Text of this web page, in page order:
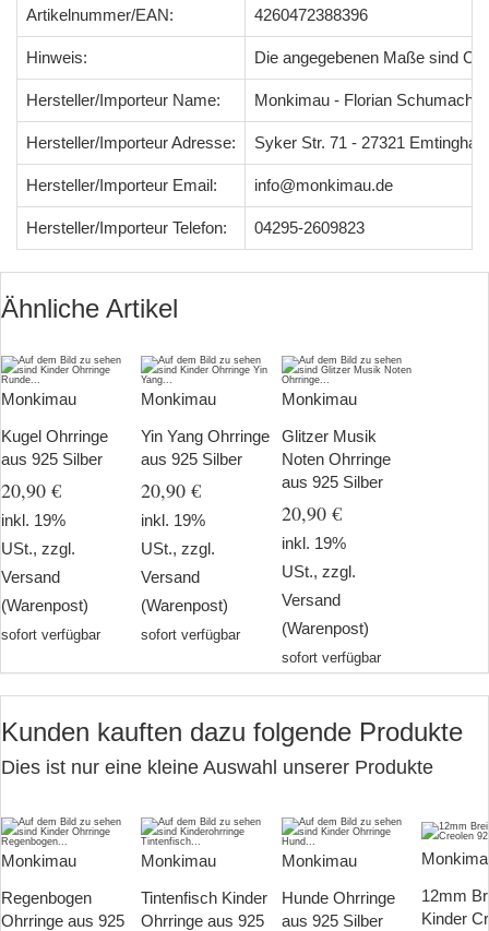
Artikelnummer/EAN: 4260472388396
Hinweis: Die angegebenen Maße sind
Hersteller/Importeur Name: Monkimau - Florian Schumacher
Hersteller/Importeur Adresse: Syker Str. 71 - 27321
Hersteller/Importeur Email: info@monkimau.de
Hersteller/Importeur Telefon: 04295-2609823
Ähnliche Artikel
Monkimau
Kugel Ohrringe
aus 925 Silber
20,90 €
inkl. 19%
USt., zzgl.
Versand
(Warenpost)
sofort verfügbar
Monkimau
Yin Yang Ohrringe
aus 925 Silber
20,90 €
inkl. 19%
USt., zzgl.
Versand
(Warenpost)
sofort verfügbar
Monkimau
Glitzer Musik
Noten Ohrringe
aus 925 Silber
20,90 €
inkl. 19%
USt., zzgl.
Versand
(Warenpost)
sofort verfügbar
Kunden kauften dazu folgende Produkte
Dies ist nur eine kleine Auswahl unserer Produkte
Monkimau
Regenbogen
Ohrringe aus 925
Monkimau
Tintenfisch Kinder
Ohrringe aus 925
Monkimau
Hunde Ohrringe
aus 925 Silber
12mm
Kinder